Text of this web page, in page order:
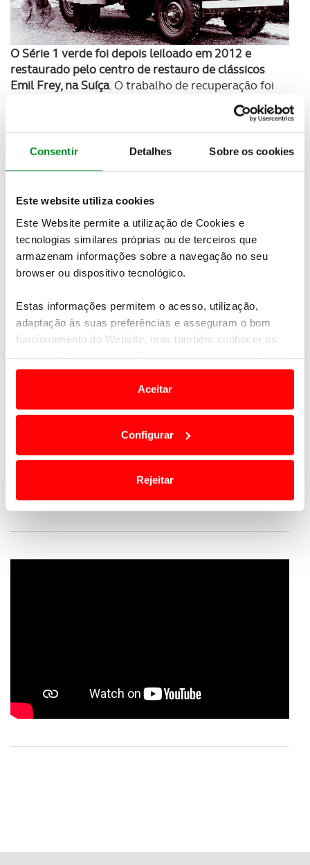
Consentir Detalhes Sobre os cookies
Este website utiliza cookies
Este Website permite a utilização de Cookies e
tecnologias similares próprias ou de terceiros que
armazenam informações sobre a navegação no seu
browser ou dispositivo tecnológico.
Estas informações permitem o acesso, utilização,
adaptação às suas preferências e asseguram o bom
funcionamento do Website, mas também conhecer os
e anúncios de modo a promover produtos e/ou serviços.
Em alguns casos, a utilização destas tecnologias
termos e a todo o tempo as suas preferências e limitando
o acesso a informações durante a navegação no
consentimento e quando tal se afigure estritamente
necessário no contexto dos serviços a prestar.
Aceitar
Configurar
Rejeitar
O Série 1 verde foi depois leiloado em 2012 e
restaurado pelo centro de restauro de clássicos
Emil Frey, na Suíça. O trabalho de recuperação foi
levado ao detalhe, tendo sido preservados todos
pormenores do carro, incluindo a patine da tinta do
carro.
encontra-seexposto no Frey’s Classic Center, em
Safenwill, para quem quiser apreciá-lo no seu
aspeto original